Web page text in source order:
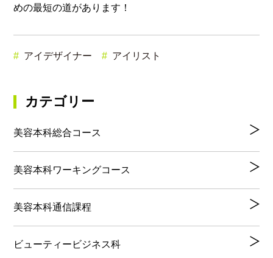
めの最短の道があります！
アイデザイナー アイリスト
カテゴリー
美容本科総合コース
美容本科ワーキングコース
美容本科通信課程
ビューティービジネス科